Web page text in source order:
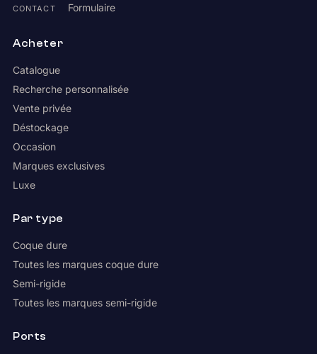
CONTACT Formulaire
Acheter
Catalogue
Recherche personnalisée
Vente privée
Déstockage
Occasion
Marques exclusives
Luxe
Par type
Coque dure
Toutes les marques coque dure
Semi-rigide
Toutes les marques semi-rigide
Ports